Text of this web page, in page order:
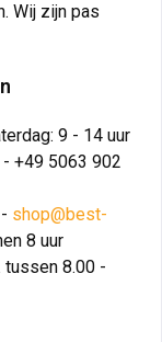
Wij zijn pas
9 - 14 uur
- +49 5063 902
shop@best-
8 uur
tussen 8.00 -